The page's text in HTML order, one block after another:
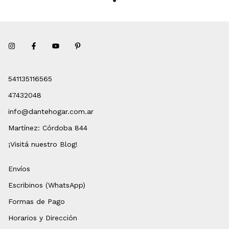
541135116565
47432048
info@dantehogar.com.ar
Martínez: Córdoba 844
¡Visitá nuestro Blog!
Envíos
Escribinos (WhatsApp)
Formas de Pago
Horarios y Dirección